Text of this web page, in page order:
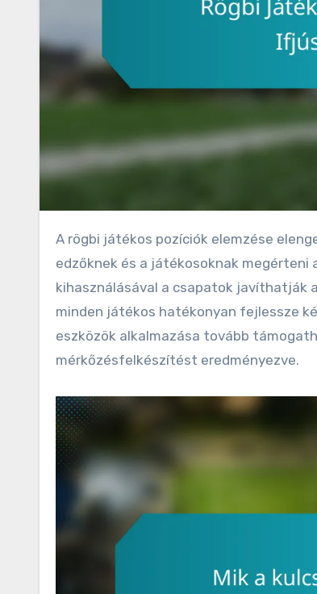
A rögbi játékos pozíciók elemzése elengedhetetlen az indonéz ifjúsági csapatok számára, mivel segít a
edzőknek és a játékosoknak
kihasználásával a csapatok
minden játékos hatékonyan fejlessze
eszközök alkalmazása tovább
mérkőzésfelkészítést eredményezve.